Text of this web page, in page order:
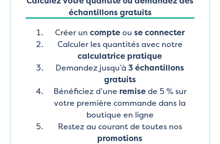
échantillons gratuits
Créer un compteou se connecter
Calculer les quantités avec notre
calculatrice pratique
Demandez jusqu’à 3 échantillons
gratuits
Bénéficiez d’une remisede 5 % sur
votre première commande dans la
boutique en ligne
Restez au courant de toutes nos
promotions